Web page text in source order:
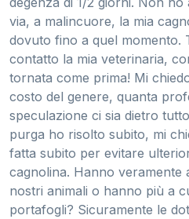
via, a malincuore, la mia
dovuto fino a quel momento.
contatto la mia veterinaria,
tornata come prima! Mi
costo del genere, quanta
speculazione ci sia dietro
purga ho risolto subito, mi
fatta subito per evitare
cagnolina. Hanno veramente
nostri animali o hanno più a
portafogli? Sicuramente le